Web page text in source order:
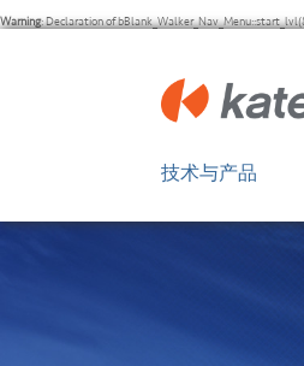
Warning: Declaration of
技术与产品